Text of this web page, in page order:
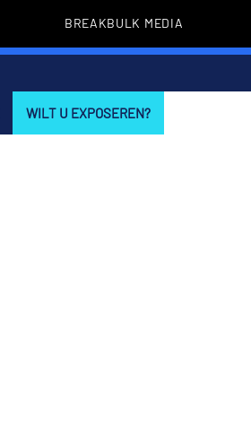
BREAKBULK MEDIA
WILT U EXPOSEREN?